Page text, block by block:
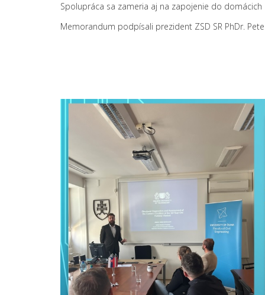
Spolupráca sa zameria aj na zapojenie do
Memorandum podpísali prezident ZSD SR PhDr.